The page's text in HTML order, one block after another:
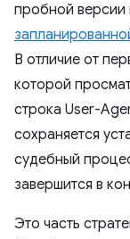
пробной версии
В отличие от
которой
строка User-
сохраняется
судебный
завершится в
Это часть